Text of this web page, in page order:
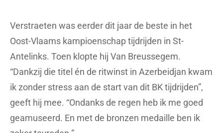
Verstraeten was eerder dit jaar de beste in het
Oost-Vlaams kampioenschap tijdrijden in St-
Antelinks. Toen klopte hij Van Breussegem.
“Dankzij die titel én de ritwinst in Azerbeidjan kwam
ik zonder stress aan de start van dit BK tijdrijden”,
geeft hij mee. “Ondanks de regen heb ik me goed
geamuseerd. En met de bronzen medaille ben ik